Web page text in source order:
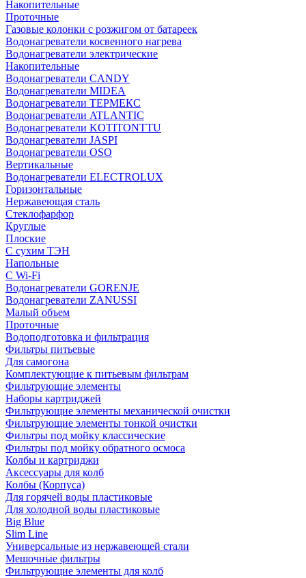
Накопительные
Проточные
Газовые колонки с розжигом от батареек
Водонагреватели косвенного нагрева
Водонагреватели электрические
Накопительные
Водонагреватели CANDY
Водонагреватели MIDEA
Водонагреватели ТЕРМЕКС
Водонагреватели ATLANTIC
Водонагреватели KOTITONTTU
Водонагреватели JASPI
Водонагреватели OSO
Вертикальные
Водонагреватели ELECTROLUX
Горизонтальные
Нержавеющая сталь
Стеклофарфор
Круглые
Плоские
С сухим ТЭН
Напольные
С Wi-Fi
Водонагреватели GORENJE
Водонагреватели ZANUSSI
Малый объем
Проточные
Водоподготовка и фильтрация
Фильтры питьевые
Для самогона
Комплектующие к питьевым фильтрам
Фильтрующие элементы
Наборы картриджей
Фильтрующие элементы механической очистки
Фильтрующие элементы тонкой очистки
Фильтры под мойку классические
Фильтры под мойку обратного осмоса
Колбы и картриджи
Аксессуары для колб
Колбы (Корпуса)
Для горячей воды пластиковые
Для холодной воды пластиковые
Big Blue
Slim Line
Универсальные из нержавеющей стали
Мешочные фильтры
Фильтрующие элементы для колб